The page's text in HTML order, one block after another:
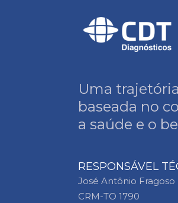
Uma
baseada no
a saúde e o
RESPONSÁVEL
José Antônio Fragoso
CRM-TO 1790